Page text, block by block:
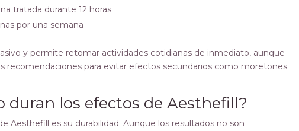
tratada durante 12 horas
por una semana
y permite retomar actividades cotidianas de inmediato, aunque
recomendaciones para evitar efectos secundarios como moretones
duran los efectos de Aesthefill?
Aesthefill es su durabilidad. Aunque los resultados no son